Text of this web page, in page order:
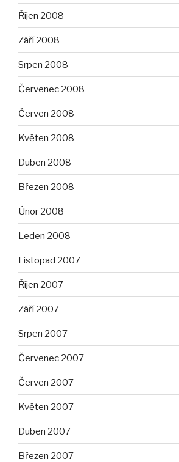
Říjen 2008
Září 2008
Srpen 2008
Červenec 2008
Červen 2008
Květen 2008
Duben 2008
Březen 2008
Únor 2008
Leden 2008
Listopad 2007
Říjen 2007
Září 2007
Srpen 2007
Červenec 2007
Červen 2007
Květen 2007
Duben 2007
Březen 2007